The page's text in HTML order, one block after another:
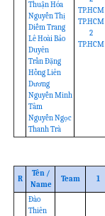
Thuận Hóa
Nguyễn Thị
Diễm Trang
Lê Hoài Bảo
Duyên
Trần Đặng
Hồng Liên
Dương
Nguyễn Minh
Tâm
Nguyễn Ngọc
Thanh Trà
TP.HCM
TP.HCM
2
TP.HCM
R
Tên /
Name
Team 1
Đào
Thiên